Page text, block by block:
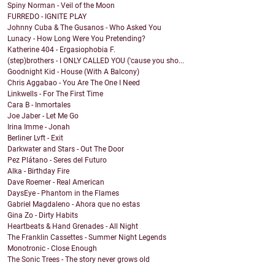
Spiny Norman - Veil of the Moon
FURREDO - IGNITE PLAY
Johnny Cuba & The Gusanos - Who Asked You
Lunacy - How Long Were You Pretending?
Katherine 404 - Ergasiophobia F.
(step)brothers - I ONLY CALLED YOU ('cause you sho...
Goodnight Kid - House (With A Balcony)
Chris Aggabao - You Are The One I Need
Linkwells - For The First Time
Cara B - Inmortales
Joe Jaber - Let Me Go
Irina Imme - Jonah
Berliner Lvft - Exit
Darkwater and Stars - Out The Door
Pez Plátano - Seres del Futuro
Alka - Birthday Fire
Dave Roemer - Real American
DaysEye - Phantom in the Flames
Gabriel Magdaleno - Ahora que no estas
Gina Zo - Dirty Habits
Heartbeats & Hand Grenades - All Night
The Franklin Cassettes - Summer Night Legends
Monotronic - Close Enough
The Sonic Trees - The story never grows old